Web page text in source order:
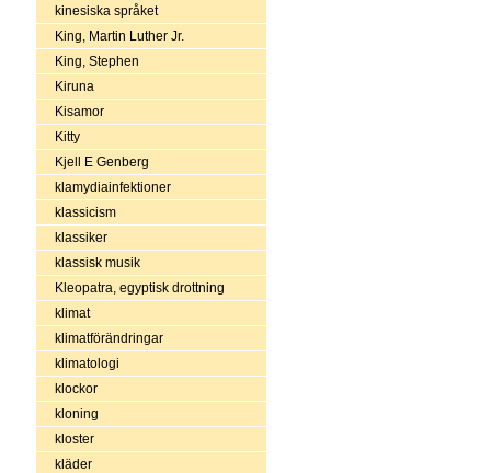
kinesiska språket
King, Martin Luther Jr.
King, Stephen
Kiruna
Kisamor
Kitty
Kjell E Genberg
klamydiainfektioner
klassicism
klassiker
klassisk musik
Kleopatra, egyptisk drottning
klimat
klimatförändringar
klimatologi
klockor
kloning
kloster
kläder